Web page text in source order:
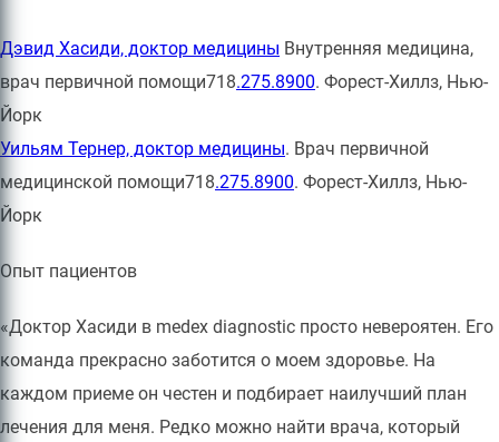
Дэвид Хасиди, доктор медицины Внутренняя медицина,
врач первичной помощи718.275.8900. Форест-Хиллз, Нью-
Йорк
Уильям Тернер, доктор медицины. Врач первичной
медицинской помощи718.275.8900. Форест-Хиллз, Нью-
Йорк
Опыт пациентов
«Доктор Хасиди в medex diagnostic просто невероятен. Его
команда прекрасно заботится о моем здоровье. На
каждом приеме он честен и подбирает наилучший план
лечения для меня. Редко можно найти врача, который